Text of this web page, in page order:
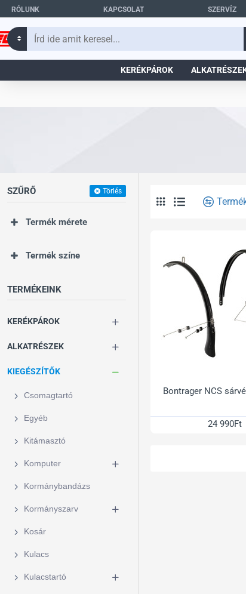
RÓLUNK KAPCSOLAT SZERVÍZ
Írd
KERÉKPÁROK
SZŰRŐ Törlés
Termék mérete
Termék színe
TERMÉKEINK
KERÉKPÁROK
ALKATRÉSZEK
KIEGÉSZÍTŐK
Csomagtartó
Egyéb
Kitámasztó
Komputer
Kormánybandázs
Kormányszarv
Kosár
Kulacs
Kulacstartó
Bontrager NCS
24 990Ft